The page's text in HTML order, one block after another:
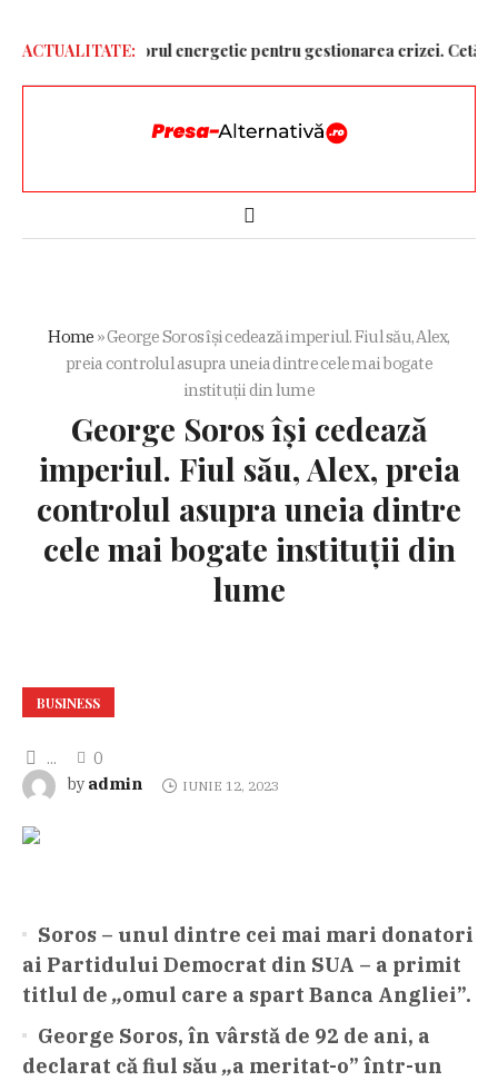
ACTUALITATE:
în sectorul energetic pentru gestionarea crizei. Cetățenii
Home »George Soros își cedează imperiul. Fiul său, Alex,
preia controlul asupra uneia dintre cele mai bogate
instituții din lume
George Soros își cedează
imperiul. Fiul său, Alex, preia
controlul asupra uneia dintre
cele mai bogate instituții din
lume
BUSINESS
...
0
by admin IUNIE 12, 2023
Soros – unul dintre cei mai mari donatori
ai Partidului Democrat din SUA – a primit
titlul de „omul care a spart Banca Angliei”.
George Soros, în vârstă de 92 de ani, a
declarat că fiul său „a meritat-o” într-un